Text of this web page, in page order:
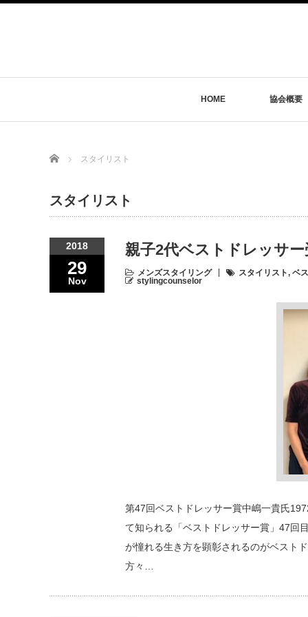
HOME 協会概要
Home スタイリスト
スタイリスト
2018
29
Nov
親子2代ベストドレッサー
メンズスタイリング スタイリスト, ベ
stylingcounselor
第47回ベストドレッサー賞中嶋一貴氏
て知られる「ベストドレッサー賞」47回
が憧れる生き方を顕彰されるのがベスト
方々…